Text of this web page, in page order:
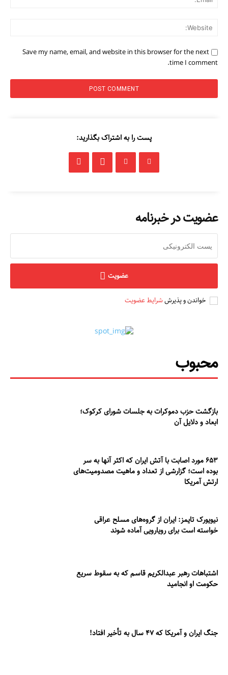
Save my name, email, and website in this browser for the next
time I comment.
پست را به اشتراک بگذارید:
عضویت در خبرنامه
عضویت
خواندن و پذیرششرایط عضویت
محبوب
بازگشت حزب دموکرات به جلسات شورای کرکوک؛
ابعاد و دلایل آن
۶۵۳ مورد اصابت با آتش ایران که اکثر آنها به سر
بوده است؛ گزارشی از تعداد و ماهیت مصدومیت‌های
ارتش آمریکا
نیویورک تایمز: ایران از گروه‌های مسلح عراقی
خواسته است برای رویارویی آماده شوند
اشتباهات رهبر عبدالکریم قاسم که به سقوط سریع
حکومت او انجامید
جنگ ایران و آمریکا که ۴۷ سال به تأخیر افتاد!